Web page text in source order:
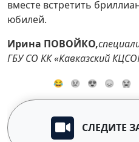
вместе встретить
юбилей.
Ирина ПОВОЙКО,
ГБУ СО КК «Кавказский
😂 😢 😍 😞 😭
СЛЕДИТЕ